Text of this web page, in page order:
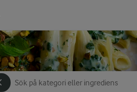
Sök på kategori eller ingrediens